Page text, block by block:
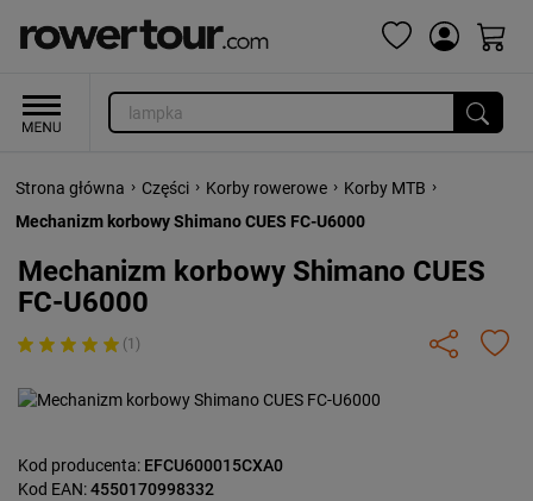
Strona główna › Części › Korby rowerowe › Korby MTB ›
Mechanizm korbowy Shimano CUES FC-U6000
Mechanizm korbowy Shimano CUES
FC-U6000
(1)
Kod producenta: EFCU600015CXA0
Kod EAN:4550170998332